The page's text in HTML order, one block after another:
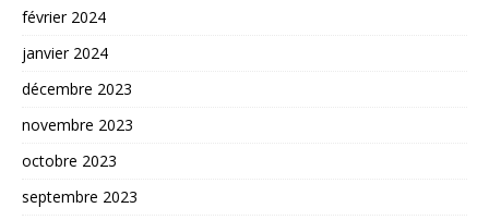
février 2024
janvier 2024
décembre 2023
novembre 2023
octobre 2023
septembre 2023